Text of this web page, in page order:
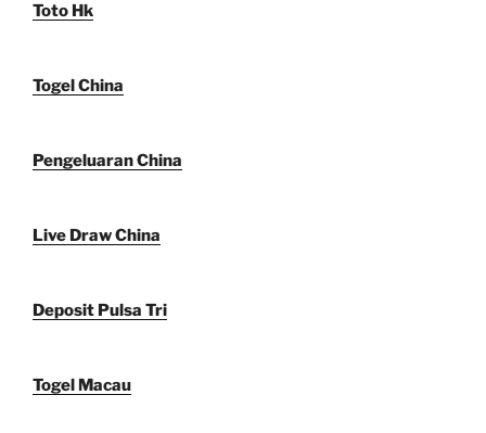
Toto Hk
Togel China
Pengeluaran China
Live Draw China
Deposit Pulsa Tri
Togel Macau